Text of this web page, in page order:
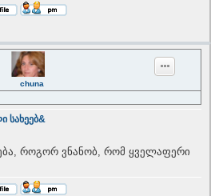
chuna
სახეებ&
როგორ ვნანობ, რომ ყველაფერი